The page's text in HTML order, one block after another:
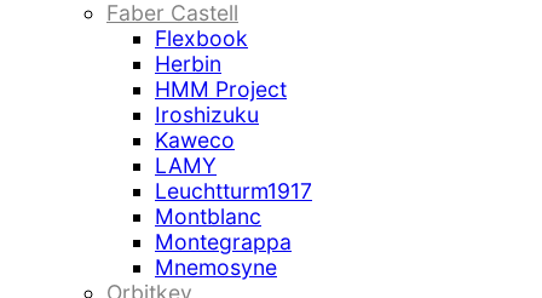
Faber Castell
Flexbook
Herbin
HMM Project
Iroshizuku
Kaweco
LAMY
Leuchtturm1917
Montblanc
Montegrappa
Mnemosyne
Orbitkey